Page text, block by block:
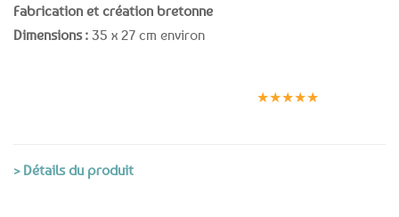
Fabrication et création bretonne
Dimensions : 35 x 27 cm environ
★★★★★
> Détails du produit